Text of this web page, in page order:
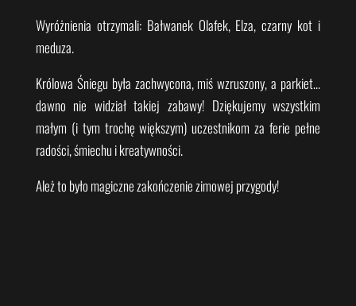
Wyróżnienia otrzymali: Bałwanek Olafek, Elza, czarny kot i
meduza.
Królowa Śniegu była zachwycona, miś wzruszony, a parkiet…
dawno nie widział takiej zabawy! Dziękujemy wszystkim
małym (i tym trochę większym) uczestnikom za ferie pełne
radości, śmiechu i kreatywności.
Ależ to było magiczne zakończenie zimowej przygody!